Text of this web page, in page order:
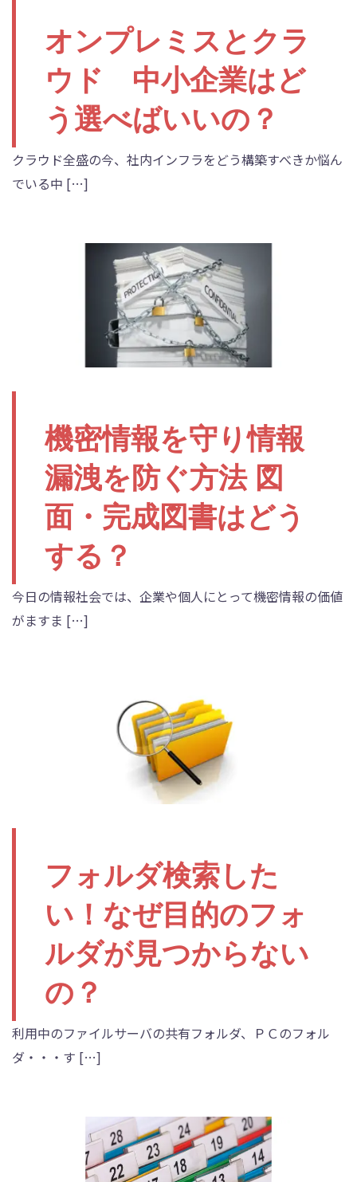
オンプレミスとクラ
ウド 中小企業はど
う選べばいいの？
クラウド全盛の今、社内インフラをどう構築すべきか悩ん
でいる中 […]
機密情報を守り情報
漏洩を防ぐ方法 図
面・完成図書はどう
する？
今日の情報社会では、企業や個人にとって機密情報の価値
がますま […]
フォルダ検索した
い！なぜ目的のフォ
ルダが見つからない
の？
利用中のファイルサーバの共有フォルダ、ＰＣのフォル
ダ・・・す […]